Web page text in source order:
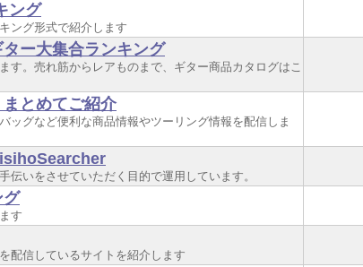
ング
ング形式で紹介します
ー大集合ランキング
す。売れ筋からレアものまで、ギター商品カタログはこ
とめてご紹介
ッグなど便利な商品情報やツーリング情報を配信しま
伝いをさせていただく目的で運用しています。
グ
す
配信しているサイトを紹介します